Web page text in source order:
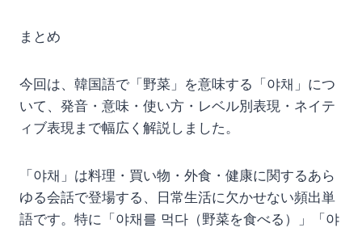
まとめ
今回は、韓国語で「野菜」を意味する「야채」につ
いて、発音・意味・使い方・レベル別表現・ネイテ
ィブ表現まで幅広く解説しました。
「야채」は料理・買い物・外食・健康に関するあら
ゆる会話で登場する、日常生活に欠かせない頻出単
語です。特に「야채를 먹다（野菜を食べる）」「야